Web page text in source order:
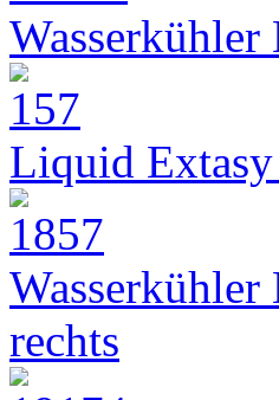
Liquid
rechts